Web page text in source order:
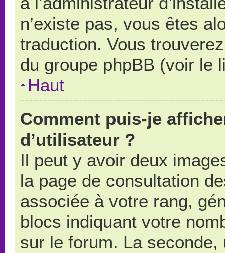
n’existe pas, vous êtes
traduction. Vous
du groupe phpBB (voir le
Haut
Comment puis-je
d’utilisateur ?
Il peut y avoir deux
la page de consultation
associée à votre rang,
blocs indiquant votre
sur le forum. La